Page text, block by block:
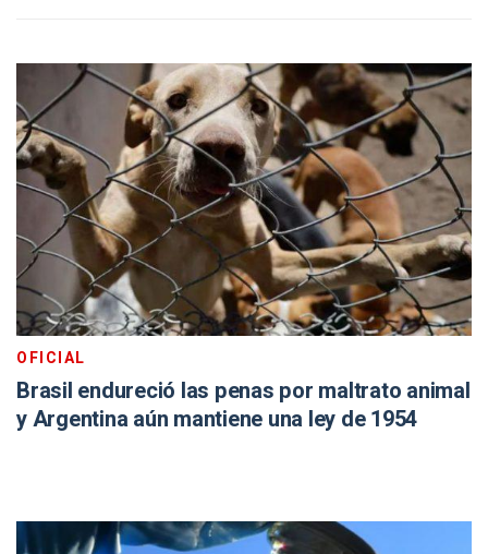
OFICIAL
Brasil endureció las penas por maltrato animal
y Argentina aún mantiene una ley de 1954